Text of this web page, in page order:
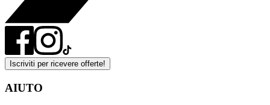
Iscriviti per ricevere offerte!
AIUTO